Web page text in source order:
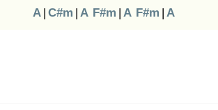
A | C#m | A F#m | A F#m | A